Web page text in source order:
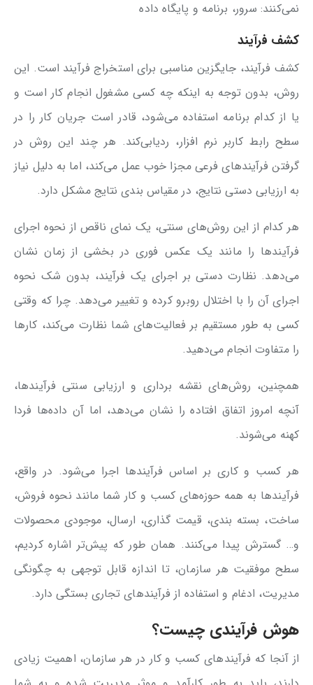
نمی‌کنند: سرور، برنامه و پایگاه داده
کشف فرآیند
کشف فرآیند، جایگزین مناسبی برای استخراج فرآیند است. این
روش، بدون توجه به اینکه چه کسی مشغول انجام کار است و
یا از کدام برنامه استفاده می‌شود، قادر است جریان کار را در
سطح رابط کاربر نرم افزار، ردیابی‌کند. هر چند این روش در
گرفتن فرآیندهای فرعی مجزا خوب عمل می‌کند، اما به دلیل نیاز
به ارزیابی دستی نتایج، در مقیاس بندی نتایج مشکل دارد.
هر کدام از این روش‌های سنتی، یک نمای ناقص از نحوه اجرای
فرآیندها را مانند یک عکس فوری در بخشی از زمان نشان
می‌دهد. نظارت دستی بر اجرای یک فرآیند، بدون شک نحوه
اجرای آن را با اختلال روبرو کرده و تغییر می‌دهد. چرا که وقتی
کسی به طور مستقیم بر فعالیت‌های شما نظارت می‌کند، کارها
را متفاوت انجام می‌دهید.
همچنین، روش‌های نقشه برداری و ارزیابی سنتی فرآیندها،
آنچه امروز اتفاق افتاده را نشان می‌دهد، اما آن داده‌ها فردا
کهنه می‌شوند.
هر کسب و کاری بر اساس فرآیندها اجرا می‌شود. در واقع،
فرآیندها به همه حوزه‌های کسب و کار شما مانند نحوه فروش،
ساخت، بسته بندی، قیمت گذاری، ارسال، موجودی محصولات
و… گسترش پیدا می‌کنند. همان طور که پیش‌تر اشاره کردیم،
سطح موفقیت هر سازمان، تا اندازه قابل توجهی به چگونگی
مدیریت، ادغام و استفاده از فرآیندهای تجاری بستگی دارد.
هوش فرآیندی چیست؟
از آنجا که فرآیندهای کسب و کار در هر سازمان، اهمیت زیادی